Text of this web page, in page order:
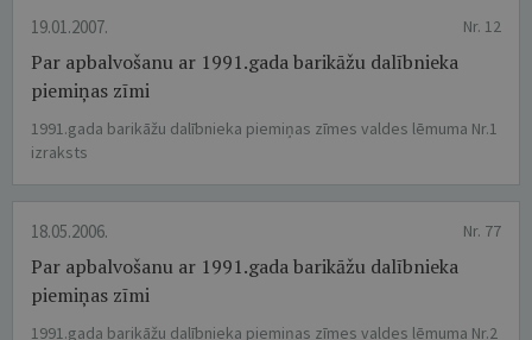
19.01.2007. Nr. 12
Par apbalvošanu ar 1991.gada barikāžu dalībnieka
piemiņas zīmi
1991.gada barikāžu dalībnieka piemiņas zīmes valdes lēmuma Nr.1
izraksts
18.05.2006. Nr. 77
Par apbalvošanu ar 1991.gada barikāžu dalībnieka
piemiņas zīmi
1991.gada barikāžu dalībnieka piemiņas zīmes valdes lēmuma Nr.2